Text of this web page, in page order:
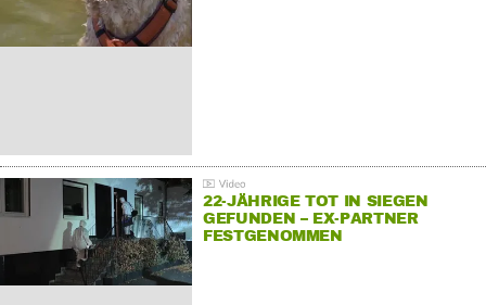
22-JÄHRIGE TOT IN SIEGEN
GEFUNDEN – EX-PARTNER
FESTGENOMMEN